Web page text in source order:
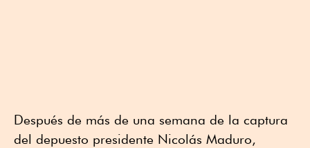
Después de más de una semana de la captura
del depuesto presidente Nicolás Maduro,